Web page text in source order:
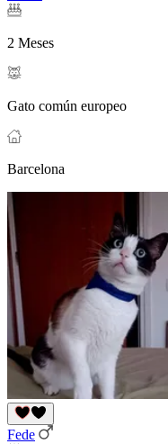
2 Meses
Gato común europeo
Barcelona
Fede